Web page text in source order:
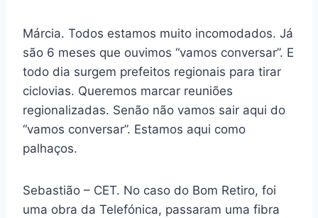
Márcia. Todos estamos muito incomodados. Já
são 6 meses que ouvimos “vamos conversar”. E
todo dia surgem prefeitos regionais para tirar
ciclovias. Queremos marcar reuniões
regionalizadas. Senão não vamos sair aqui do
“vamos conversar”. Estamos aqui como
palhaços.
Sebastião – CET. No caso do Bom Retiro, foi
uma obra da Telefónica, passaram uma fibra